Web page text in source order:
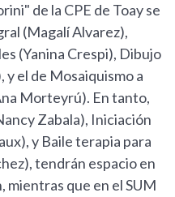
de la CPE de Toay se
(Magalí Alvarez),
(Yanina Crespi), Dibujo
el de Mosaiquismo a
Morteyrú). En tanto,
Zabala), Iniciación
y Baile terapia para
tendrán espacio en
mientras que en el SUM